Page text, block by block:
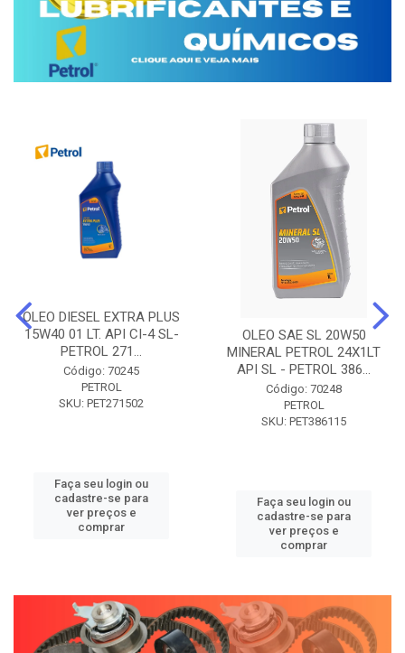
OLEO DIESEL EXTRA PLUS
15W40 01 LT. API CI-4 SL-
PETROL 271...
Código: 70245
PETROL
SKU: PET271502
Faça seu login ou
cadastre-se para
ver preços e
comprar
OLEO SAE SL 20W50
MINERAL PETROL 24X1LT
API SL - PETROL 386...
Código: 70248
PETROL
SKU: PET386115
Faça seu login ou
cadastre-se para
ver preços e
comprar